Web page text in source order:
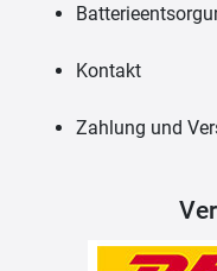
Kontakt
Zahlung und